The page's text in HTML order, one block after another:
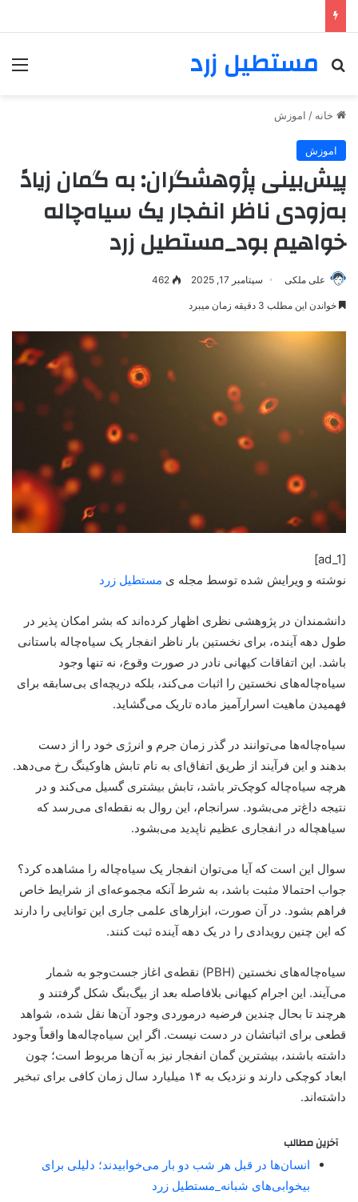
مستطیل زرد
خانه / اموزش
اموزش
پیش‌بینی پژوهشگران: به گمان زیادً
به‌زودی ناظر انفجار یک سیاه‌چاله
خواهیم بود_مستطیل زرد
علی ملکی سپتامبر 17, 2025 462
خواندن این مطلب 3 دقیقه زمان میبرد
[ad_1]
نوشته و ویرایش شده توسط مجله ی مستطیل زرد
دانشمندان در پژوهشی نظری اظهار کرده‌اند که بشر امکان پذیر در
طول دهه آینده، برای نخستین بار ناظر انفجار یک سیاه‌چاله باستانی
باشد. این اتفاقات کیهانی نادر در صورت وقوع، نه تنها وجود
سیاه‌چاله‌های نخستین را اثبات می‌کند، بلکه دریچه‌ای بی‌سابقه برای
فهمیدن ماهیت اسرارآمیز ماده تاریک می‌گشاید.
سیاه‌چاله‌ها می‌توانند در گذر زمان جرم و انرژی خود را از دست
بدهند و این فرآیند از طریق اتفاق‌ای به نام تابش هاوکینگ رخ می‌دهد.
هرچه سیاه‌چاله کوچک‌تر باشد، تابش بیشتری گسیل می‌کند و در
نتیجه داغ‌تر می‌بشود. سرانجام، این روال به نقطه‌ای می‌رسد که
سیاهچاله در انفجاری عظیم ناپدید می‌بشود.
سوال این است که آیا می‌توان انفجار یک سیاه‌چاله را مشاهده کرد؟
جواب احتمالا مثبت باشد، به شرط آنکه مجموعه‌ای از شرایط خاص
فراهم بشود. در آن صورت، ابزارهای علمی جاری این توانایی را دارند
که این چنین رویدادی را در یک دهه آینده ثبت کنند.
سیاه‌چاله‌های نخستین (PBH) نقطه‌ی اغاز جست‌وجو به شمار
می‌آیند. این اجرام کیهانی بلافاصله بعد از بیگ‌بنگ شکل گرفتند و
هرچند تا بحال چندین فرضیه درمورد‌ی وجود آن‌ها نقل شده، شواهد
قطعی برای اثباتشان در دست نیست. اگر این سیاه‌چاله‌ها واقعاً وجود
داشته باشند، بیشترین گمان انفجار نیز به آن‌ها مربوط است؛ چون
ابعاد کوچکی دارند و نزدیک به ۱۴ میلیارد سال زمان کافی برای تبخیر
داشته‌اند.
آخرین مطالب
انسان‌ها در قبل هر شب دو بار می‌خوابیدند؛ دلیلی برای
بیخوابی‌های شبانه_مستطیل زرد